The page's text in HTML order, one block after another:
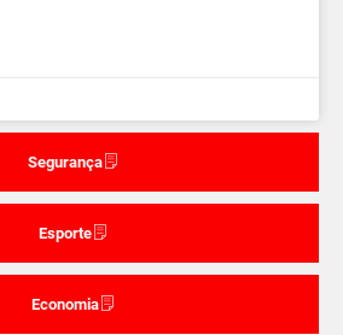
Segurança
Esporte
Economia